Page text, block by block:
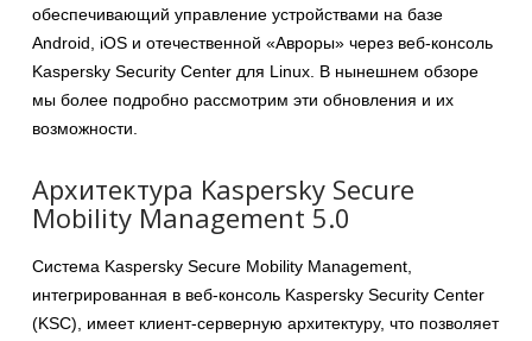
обеспечивающий управление устройствами на базе
Android, iOS и отечественной «Авроры» через веб-консоль
Kaspersky Security Center для Linux. В нынешнем обзоре
мы более подробно рассмотрим эти обновления и их
возможности.
Архитектура Kaspersky Secure
Mobility Management 5.0
Система Kaspersky Secure Mobility Management,
интегрированная в веб-консоль Kaspersky Security Center
(KSC), имеет клиент-серверную архитектуру, что позволяет